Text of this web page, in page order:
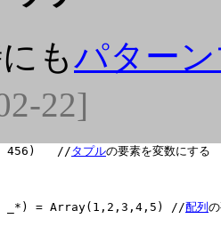
もパター
22]
scala> val (a,b) = (123, 456)	//タプルの要素を変数にする
scala> val Array(a0, a1, _*) = Array(1,2,3,4,5)	//配列